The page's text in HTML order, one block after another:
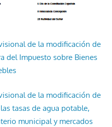
de la modificación de
del Impuesto sobre Bienes
de la modificación de
tasas de agua potable,
municipal y mercados